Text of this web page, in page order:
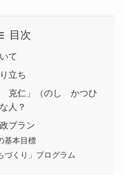
目次
て
立ち
克仁」（のし かつひ
人？
プラン
基本目標
づくり」プログラム